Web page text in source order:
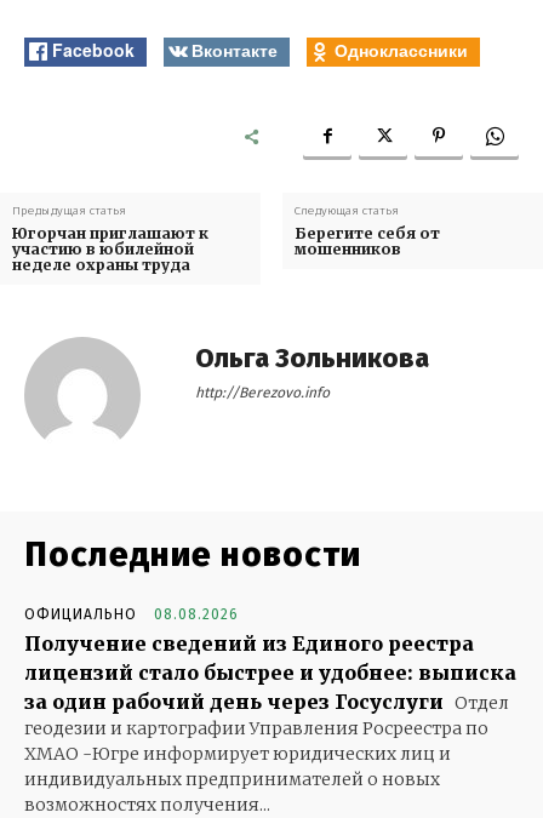
Facebook Вконтакте Одноклассники
Предыдущая статья
Югорчан приглашают к
участию в юбилейной
неделе охраны труда
Следующая статья
Берегите себя от
мошенников
Ольга Зольникова
http://Berezovo.info
Последние новости
ОФИЦИАЛЬНО 08.08.2026
Получение сведений из Единого реестра
лицензий стало быстрее и удобнее: выписка
за один рабочий день через Госуслуги Отдел
геодезии и картографии Управления Росреестра по
ХМАО -Югре информирует юридических лиц и
индивидуальных предпринимателей о новых
возможностях получения...